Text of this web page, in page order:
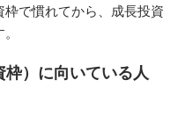
で慣れてから、成長投資
）に向いている人